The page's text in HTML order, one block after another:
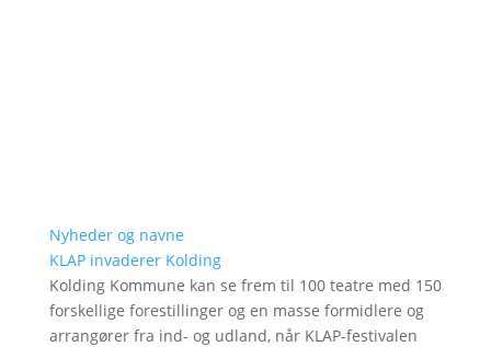
Nyheder og navne
KLAP invaderer Kolding
Kolding Kommune kan se frem til 100 teatre med 150
forskellige forestillinger og en masse formidlere og
arrangører fra ind- og udland, når KLAP-festivalen